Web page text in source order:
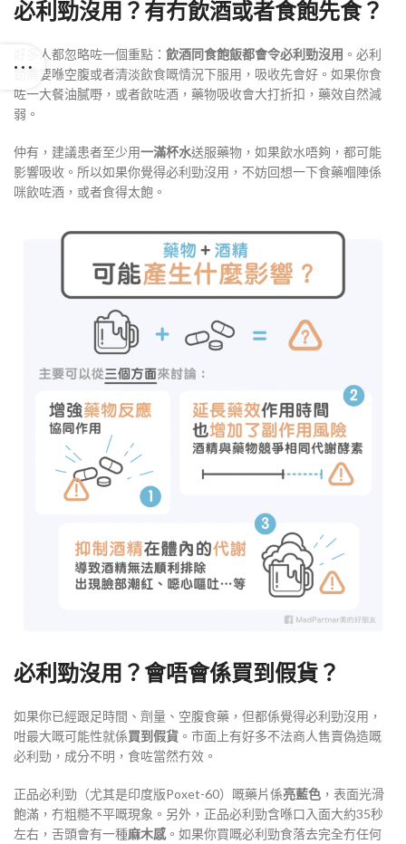
必利勁沒用？有冇飲酒或者食飽先食？
好多人都忽略咗一個重點： 飲酒同食飽飯都會令必利勁沒用 。必利
勁需要喺空腹或者清淡飲食嘅情況下服用，吸收先會好。如果你食
咗一大餐油膩嘢，或者飲咗酒，藥物吸收會大打折扣，藥效自然減
弱。
仲有，建議患者至少用一滿杯水送服藥物 ，如果飲水唔夠，都可能
影響吸收。所以如果你覺得必利勁沒用，不妨回想一下食藥嗰陣係
咪飲咗酒，或者食得太飽。
必利勁沒用？會唔會係買到假貨？
如果你已經跟足時間、劑量、空腹食藥，但都係覺得必利勁沒用，
咁最大嘅可能性就係買到假貨 。市面上有好多不法商人售賣偽造嘅
必利勁，成分不明，食咗當然冇效。
正品必利勁（尤其是印度版Poxet-60）嘅藥片係亮藍色 ，表面光滑
飽滿，冇粗糙不平嘅現象 。另外，正品必利勁含喺口入面大約35秒
左右，舌頭會有一種麻木感 。如果你買嘅必利勁食落去完全冇任何